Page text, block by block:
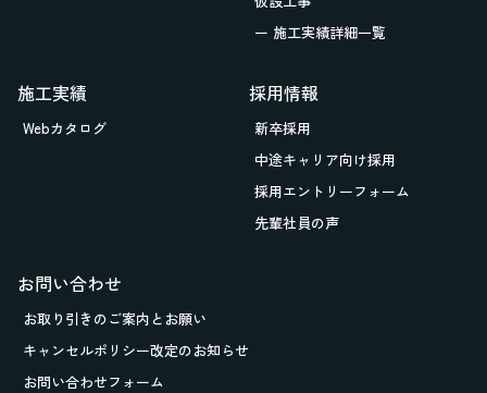
ー 施工実績詳細一覧
施工実績
Webカタログ
採用情報
新卒採用
中途キャリア向け採用
採用エントリーフォーム
先輩社員の声
お問い合わせ
お取り引きのご案内とお願い
キャンセルポリシー改定のお知らせ
お問い合わせフォーム